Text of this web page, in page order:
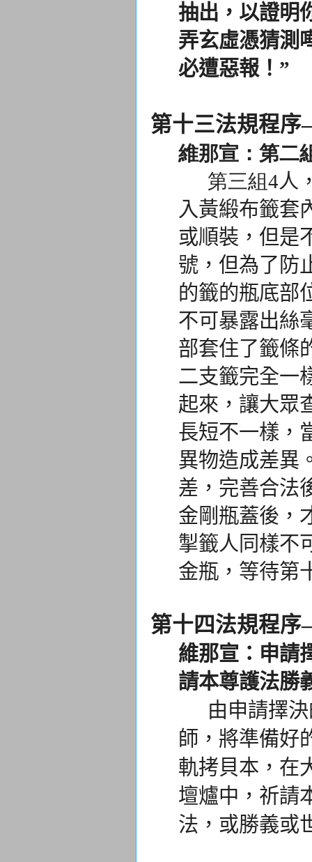
抽出， 以證明
弄玄虛憑猜測
必遭惡報！”
第十三法規程
維那宣：第二
第三組4人
入黃緞布籤套
或順裝，但是
號， 但為了防
的籤的瓶底部
不可暴露出絲
部套住了籤條
二支籤完全一
起來，讓大眾
長短不一樣，
異物造成差異
差，完善合法
金剛瓶蓋後，
掣籤人同樣不
金瓶，等待第
第十四法規程
維那宣：申請
請本尊護法勝
由申請擇決
師， 將準備好
軌拷貝本， 在
壇爐中， 祈請
法， 或勝義或